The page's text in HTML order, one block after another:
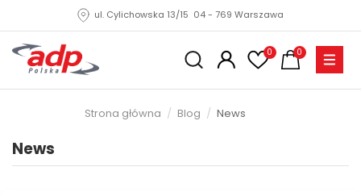
ul. Cylichowska 13/15 04 - 769 Warszawa
0 0
Strona główna Blog News
News